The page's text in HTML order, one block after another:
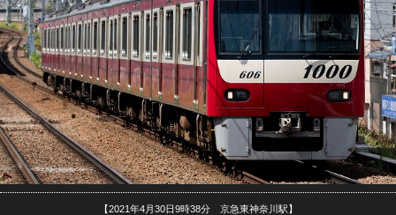
【2021年4月30日9時38分 京急東神奈川駅】